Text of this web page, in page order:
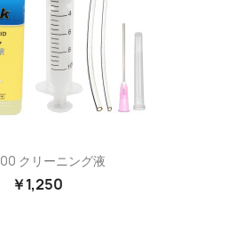
クリーニング液
￥1,250